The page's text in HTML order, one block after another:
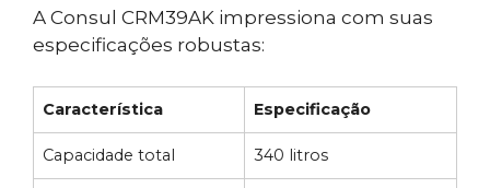
A Consul CRM39AK impressiona com suas
especificações robustas:
Característica Especificação
Capacidade total 340 litros